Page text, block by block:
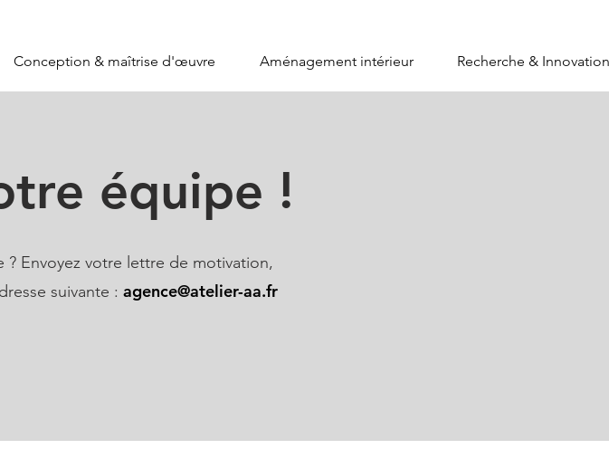
Conception & maîtrise d'œuvre Aménagement intérieur Recherche & Innovation
équipe !
Envoyez votre lettre de motivation,
suivante : agence@atelier-aa.fr